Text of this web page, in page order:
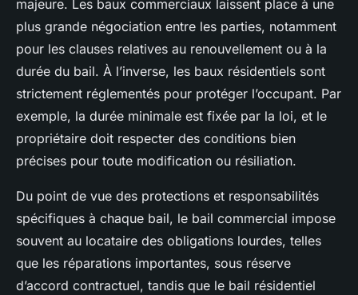
majeure. Les baux commerciaux laissent place à une
plus grande négociation entre les parties, notamment
pour les clauses relatives au renouvellement ou à la
durée du bail. À l’inverse, les baux résidentiels sont
strictement réglementés pour protéger l’occupant. Par
exemple, la durée minimale est fixée par la loi, et le
propriétaire doit respecter des conditions bien
précises pour toute modification ou résiliation.
Du point de vue des protections et responsabilités
spécifiques à chaque bail, le bail commercial impose
souvent au locataire des obligations lourdes, telles
que les réparations importantes, sous réserve
d’accord contractuel, tandis que le bail résidentiel